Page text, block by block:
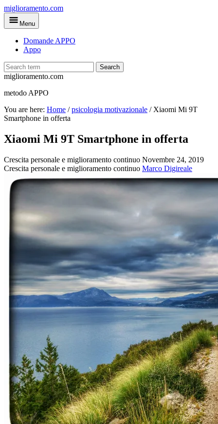
Skip
to
main
miglioramento.com
Menu
Domande APPO
Appo
Search
miglioramento.com
metodo APPO
You are here: Home /psicologia motivazionale / Xiaomi Mi 9T
Smartphone in offerta
Xiaomi Mi 9T Smartphone in offerta
Crescita personale e miglioramento continuo Novembre 24, 2019
Crescita personale e miglioramento continuo Marco Digireale